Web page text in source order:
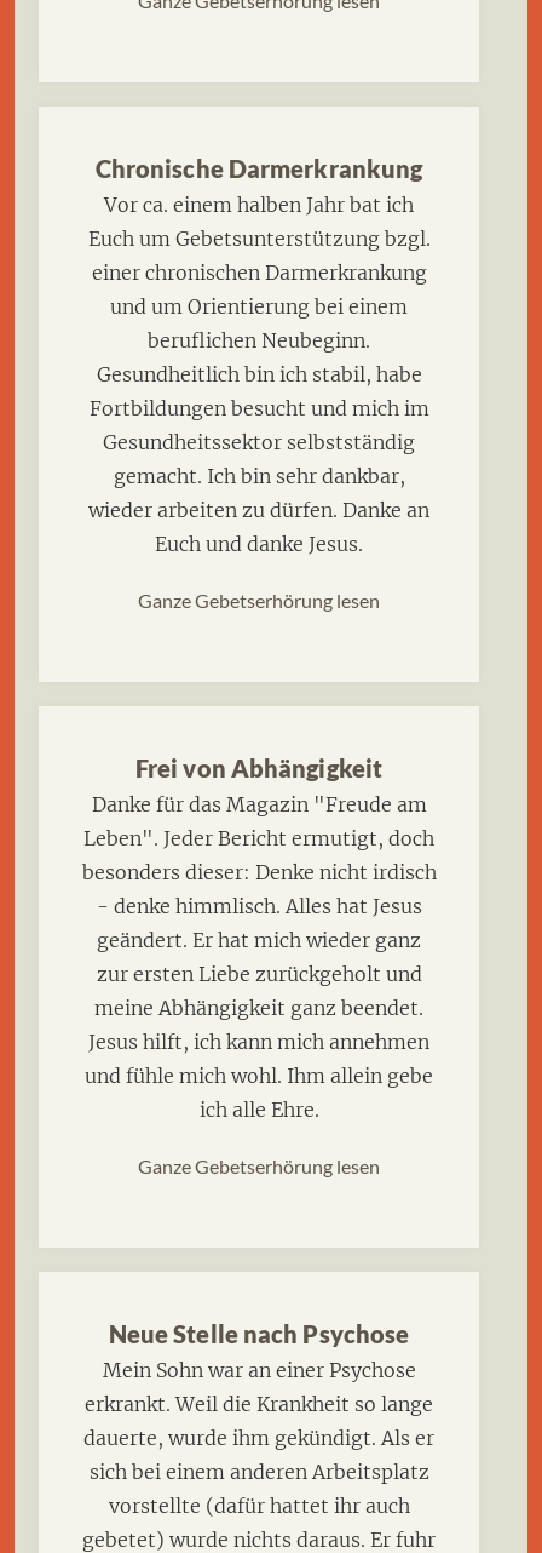
Chronische Darmerkrankung
Vor ca. einem halben Jahr bat ich
Euch um Gebetsunterstützung bzgl.
einer chronischen Darmerkrankung
und um Orientierung bei einem
beruflichen Neubeginn.
Gesundheitlich bin ich stabil, habe
Fortbildungen besucht und mich im
Gesundheitssektor selbstständig
gemacht. Ich bin sehr dankbar,
wieder arbeiten zu dürfen. Danke an
Euch und danke Jesus.
Ganze Gebetserhörung lesen
Frei von Abhängigkeit
Danke für das Magazin "Freude am
Leben". Jeder Bericht ermutigt, doch
besonders dieser: Denke nicht irdisch
- denke himmlisch. Alles hat Jesus
geändert. Er hat mich wieder ganz
zur ersten Liebe zurückgeholt und
meine Abhängigkeit ganz beendet.
Jesus hilft, ich kann mich annehmen
und fühle mich wohl. Ihm allein gebe
ich alle Ehre.
Ganze Gebetserhörung lesen
Neue Stelle nach Psychose
Mein Sohn war an einer Psychose
erkrankt. Weil die Krankheit so lange
dauerte, wurde ihm gekündigt. Als er
sich bei einem anderen Arbeitsplatz
vorstellte (dafür hattet ihr auch
gebetet) wurde nichts daraus. Er fuhr